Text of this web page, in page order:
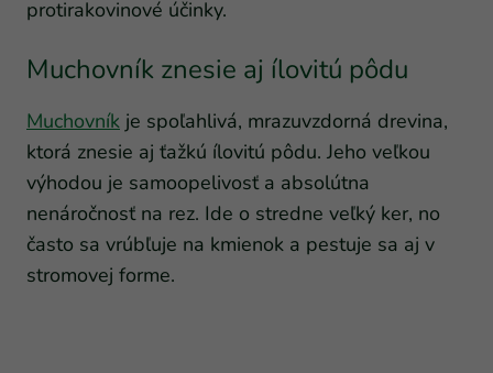
protirakovinové účinky.
Muchovník znesie aj ílovitú pôdu
Muchovník je spoľahlivá, mrazuvzdorná drevina,
ktorá znesie aj ťažkú ​​ílovitú pôdu. Jeho veľkou
výhodou je samoopelivosť a absolútna
nenáročnosť na rez. Ide o stredne veľký ker, no
často sa vrúbľuje na kmienok a pestuje sa aj v
stromovej forme.